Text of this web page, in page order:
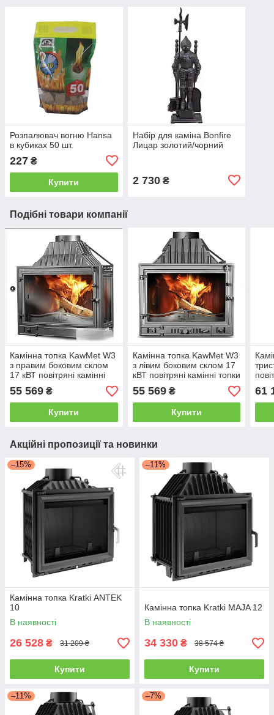
Розпалювач вогню Hansa
в кубиках 50 шт.
227 ₴
Купити
Набір для каміна Bonfire
Лицар золотий/чорний
2 730₴
Подібні товари компанії
Камінна топка KawMet W3
з правим боковим склом
17 кВТ повітряні камінні
топки
55 569 ₴
Купити
Камінна топка KawMet W3
з лівим боковим склом 17
кВТ повітряні камінні топки
55 569₴
Купити
61
Акційні пропозиції та новинки
–15%
Камінна топка Kratki ANTEK
10
В наявності
26 528 ₴ 31 209 ₴
Купити
–11%
Камінна топка Kratki MAJA 12
В наявності
34 330 ₴ 38 574 ₴
Купити
–11% –7%